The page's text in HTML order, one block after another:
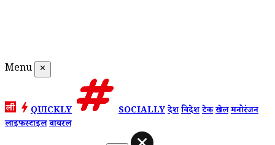
Menu ✕
QUICKLY SOCIALLYदेशविदेशटेकखेलमनोरंजन
लाइफस्टाइलवायरल